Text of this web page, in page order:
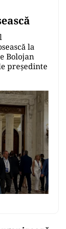
la
Bolojan
preşedinte